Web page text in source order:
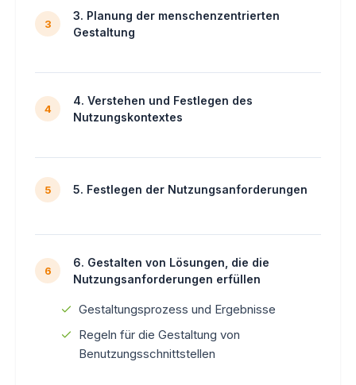
3
3. Planung der menschenzentrierten
Gestaltung
4
4. Verstehen und Festlegen des
Nutzungskontextes
5 5. Festlegen der Nutzungsanforderungen
6
6. Gestalten von Lösungen, die die
Nutzungsanforderungen erfüllen
Gestaltungsprozess und Ergebnisse
Regeln für die Gestaltung von
Benutzungsschnittstellen